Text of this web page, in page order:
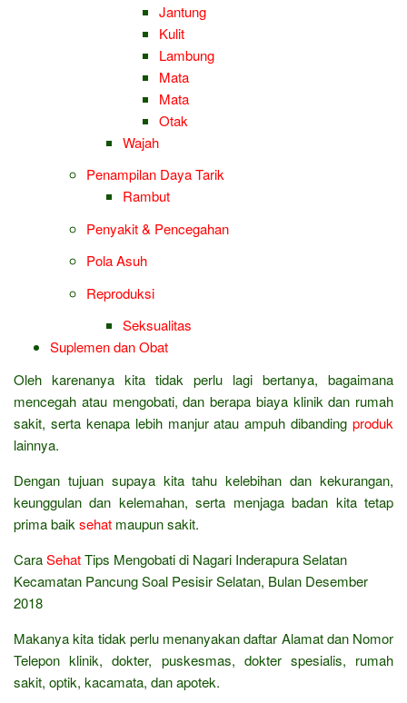
Jantung
Kulit
Lambung
Mata
Mata
Otak
Wajah
Penampilan Daya Tarik
Rambut
Penyakit & Pencegahan
Pola Asuh
Reproduksi
Seksualitas
Suplemen dan Obat
Oleh karenanya kita tidak perlu lagi bertanya, bagaimana
mencegah atau mengobati, dan berapa biaya klinik dan rumah
sakit, serta kenapa lebih manjur atau ampuh dibanding produk
lainnya.
Dengan tujuan supaya kita tahu kelebihan dan kekurangan,
keunggulan dan kelemahan, serta menjaga badan kita tetap
prima baik sehat maupun sakit.
CaraSehatTips Mengobati di Nagari Inderapura Selatan
Kecamatan Pancung Soal Pesisir Selatan, Bulan Desember
2018
Makanya kita tidak perlu menanyakan daftar Alamat dan Nomor
Telepon klinik, dokter, puskesmas, dokter spesialis, rumah
sakit, optik, kacamata, dan apotek.